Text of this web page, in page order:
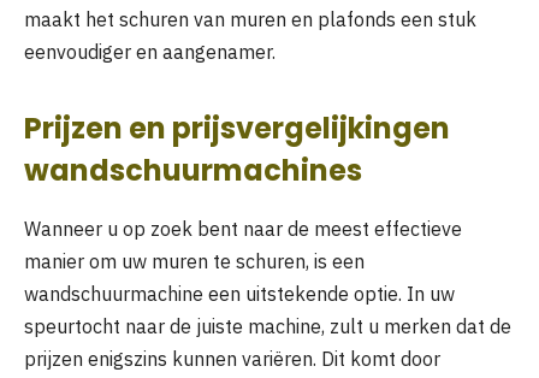
maakt het schuren van muren en plafonds een stuk
eenvoudiger en aangenamer.
Prijzen en prijsvergelijkingen
wandschuurmachines
Wanneer u op zoek bent naar de meest effectieve
manier om uw muren te schuren, is een
wandschuurmachine een uitstekende optie. In uw
speurtocht naar de juiste machine, zult u merken dat de
prijzen enigszins kunnen variëren. Dit komt door